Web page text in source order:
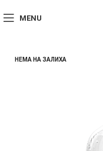
MENU
НЕМА НА ЗАЛИХА